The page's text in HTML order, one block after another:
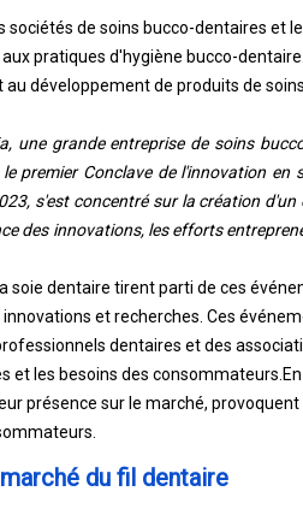
sociétés de soins bucco-dentaires et
pratiques d'hygiène bucco-
développement de produits de
une grande entreprise de soins
premier Conclave de l'innovation en
s'est concentré sur la création
des innovations, les efforts
soie dentaire tirent parti de ces
et recherches. Ces
dentaires et des
et les besoins des consommateurs.
présence sur le marché,
du fil dentaire